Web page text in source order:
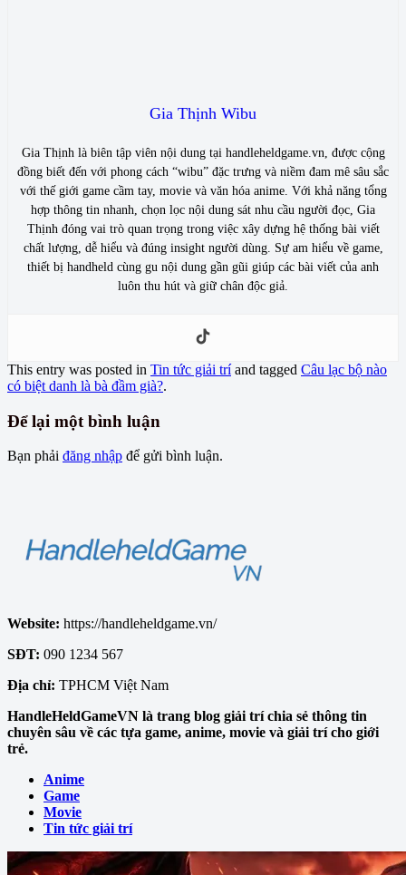
Gia Thịnh Wibu
Gia Thịnh là biên tập viên nội dung tại handleheldgame.vn, được cộng
đồng biết đến với phong cách “wibu” đặc trưng và niềm đam mê sâu sắc
với thế giới game cầm tay, movie và văn hóa anime. Với khả năng tổng
hợp thông tin nhanh, chọn lọc nội dung sát nhu cầu người đọc, Gia
Thịnh đóng vai trò quan trọng trong việc xây dựng hệ thống bài viết
chất lượng, dễ hiểu và đúng insight người dùng. Sự am hiểu về game,
thiết bị handheld cùng gu nội dung gần gũi giúp các bài viết của anh
luôn thu hút và giữ chân độc giả.
This entry was posted in Tin tức giải tríand tagged Câu lạc bộ nào
có biệt danh là bà đầm già?.
Để lại một bình luận
Bạn phải đăng nhập để gửi bình luận.
Website: https://handleheldgame.vn/
SĐT: 090 1234 567
Địa chỉ: TPHCM Việt Nam
HandleHeldGameVN là trang blog giải trí chia sẻ thông tin
chuyên sâu về các tựa game, anime, movie và giải trí cho giới
trẻ.
Anime
Game
Movie
Tin tức giải trí